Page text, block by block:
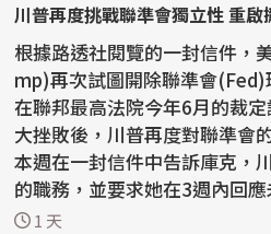
川普再度挑戰聯準會獨立性 重啟
根據路透社閱覽的一封信件，
mp)再次試圖開除聯準會
在聯邦最高法院今年6月的裁
大挫敗後，川普再度對聯準會的
本週在一封信件中告訴庫克，
的職務，並要求她在3週內回
欺...1 天